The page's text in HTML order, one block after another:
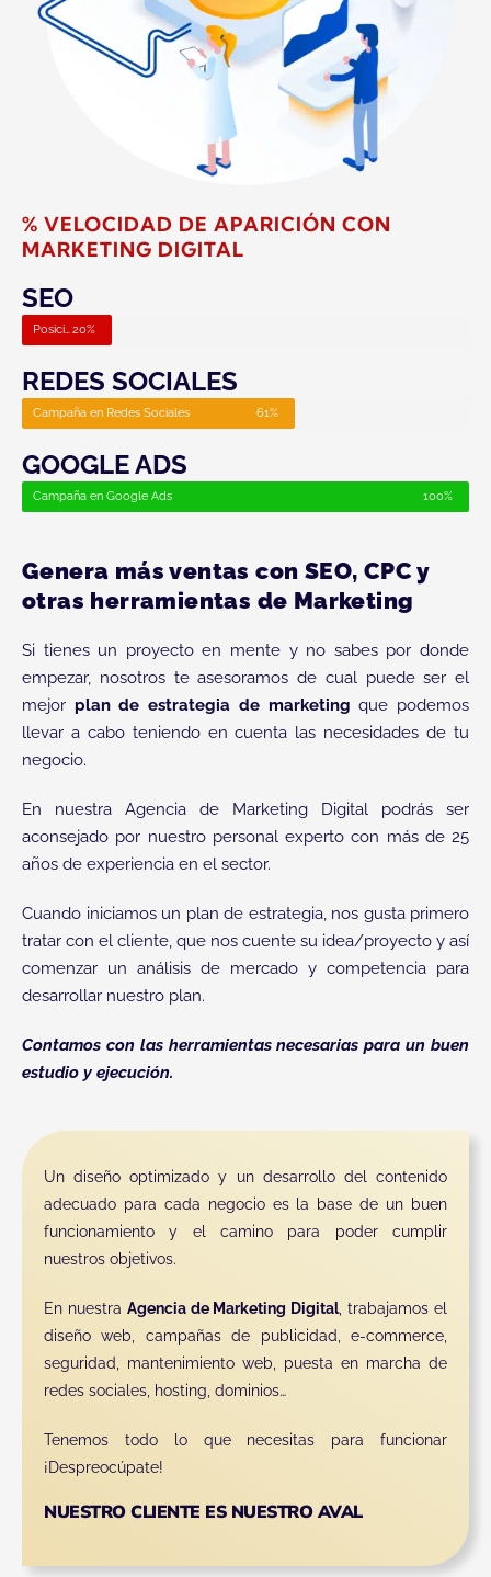
% VELOCIDAD DE APARICIÓN CON
MARKETING DIGITAL
SEO
Posicionamiento SEO20%
REDES SOCIALES
Campaña en Redes Sociales 61%
GOOGLE ADS
Campaña en Google Ads 100%
Genera más ventas con SEO, CPC y
otras herramientas de Marketing
Si tienes un proyecto en mente y no sabes por donde
empezar, nosotros te asesoramos de cual puede ser el
mejor plan de estrategia de marketing que podemos
llevar a cabo teniendo en cuenta las necesidades de tu
negocio.
En nuestra Agencia de Marketing Digital podrás ser
aconsejado por nuestro personal experto con más de 25
años de experiencia en el sector.
Cuando iniciamos un plan de estrategia, nos gusta primero
tratar con el cliente, que nos cuente su idea/proyecto y así
comenzar un análisis de mercado y competencia para
desarrollar nuestro plan.
Contamos con las herramientas necesarias para un buen
estudio y ejecución.
Un diseño optimizado y un desarrollo del contenido
adecuado para cada negocio es la base de un buen
funcionamiento y el camino para poder cumplir
nuestros objetivos.
En nuestra Agencia de Marketing Digital, trabajamos el
diseño web, campañas de publicidad, e-commerce
seguridad
, mantenimiento web, puesta en marcha de
redes sociales, hosting, dominios…
Tenemos todo lo que necesitas para funcionar
¡Despreocúpate!
NUESTRO CLIENTE ES NUESTRO AVAL